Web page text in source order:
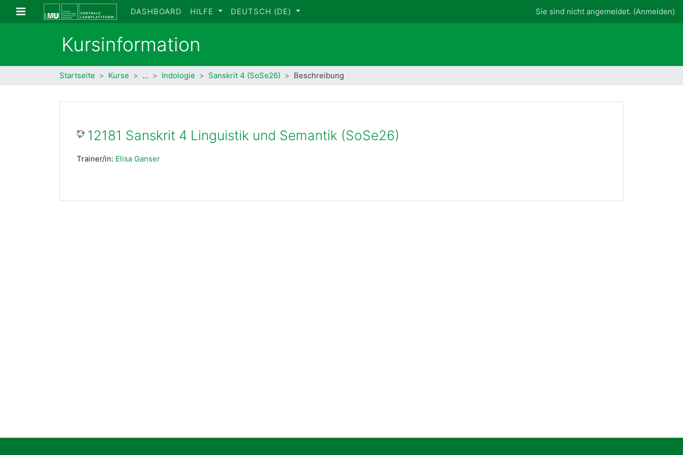
Zum Hauptinhalt
Website-Übersicht DASHBOARD HILFE DEUTSCH ‎(DE)‎ Sie sind nicht angemeldet. (Anmelden)
Kursinformation
Startseite Kurse … Indologie Sanskrit 4 (SoSe26) Beschreibung
12181 Sanskrit 4 Linguistik und Semantik (SoSe26)
Trainer/in: Elisa Ganser